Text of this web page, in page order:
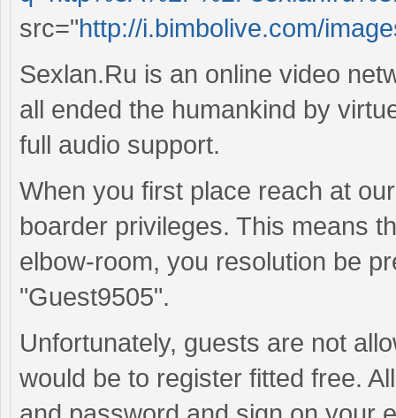
src="http://i.bimbolive.com/
Sexlan.Ru is an online video
all ended the humankind by
full audio support.
When you first place reach at
boarder privileges. This means
elbow-room, you resolution be
"Guest9505".
Unfortunately, guests are not
would be to register fitted free.